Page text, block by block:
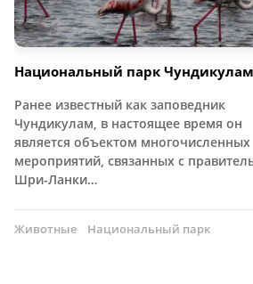
Национальный парк Чундикулам
Ранее известный как заповедник
Чундикулам, в настоящее время он
является объектом многочисленных
мероприятий, связанных с
Шри-Ланки…
Животные Национальный парк